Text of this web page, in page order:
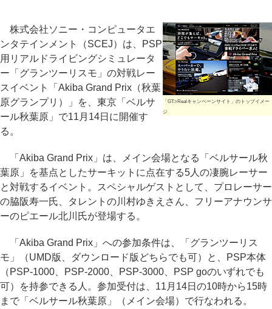
「GT>Realキャンペーンサイト」のトップイメー
ジ
株式会社ソニー・コンピュータエ
ンタテインメント（SCEJ）は、PSP
用リアルドライビングシミュレータ
ー「グランツーリスモ」の対戦レー
スイベント「Akiba Grand Prix（秋葉
原グランプリ）」を、東京「ベルサ
ール秋葉原」で11月14日に開催す
る。
「Akiba Grand Prix」は、メイン会場となる「ベルサール秋
葉原」を基点としたサーキットに点在する5人の凄腕レーサー
と対戦するイベント。スペシャルゲストとして、プロレーサー
の脇阪寿一氏、タレントの川村ゆきえさん、フリーアナウンサ
ーのピエール北川氏が登場する。
「Akiba Grand Prix」への参加条件は、「グランツーリス
モ」（UMD版、ダウンロード版どちらでも可）と、PSP本体
（PSP-1000、PSP-2000、PSP-3000、PSP goのいずれでも
可）を持参できる人。参加受付は、11月14日の10時から15時
まで「ベルサール秋葉原」（メイン会場）で行なわれる。